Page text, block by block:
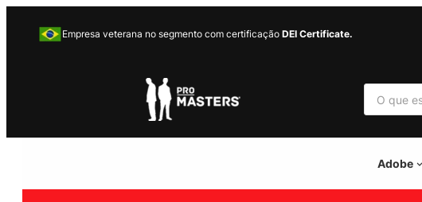
Empresa veterana no segmento com certificação DEI Certificate.
P
s
u
r
Adobe